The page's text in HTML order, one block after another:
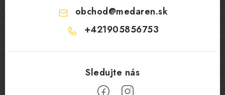
obchod@medaren.sk
+421905856753